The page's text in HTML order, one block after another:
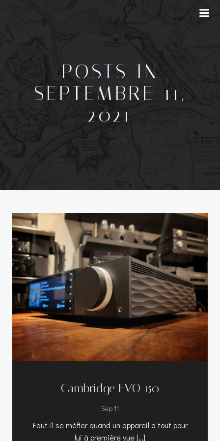
POSTS IN
SEPTEMBRE 11,
2021
Cambridge EVO 150
Sep 11
Faut-il se méfier quand un appareil a tout pour
lui à première vue […]